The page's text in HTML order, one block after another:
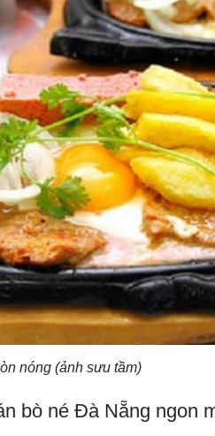
nóng (ảnh sưu tầm)
bò né Đà Nẵng ngon